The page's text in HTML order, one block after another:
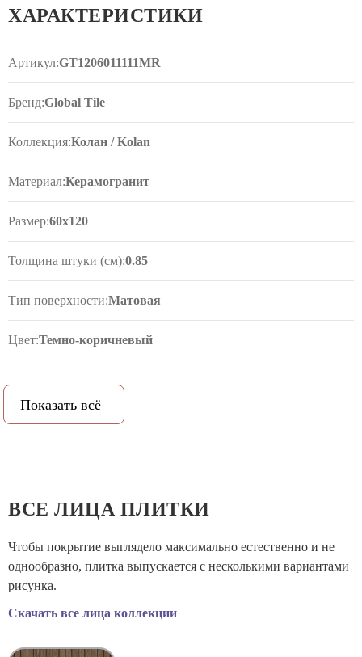
ХАРАКТЕРИСТИКИ
Артикул:GT1206011111MR
Бренд:Global Tile
Коллекция:Колан / Kolan
Материал:Керамогранит
Размер:60x120
Толщина штуки (см):0.85
Тип поверхности:Матовая
Цвет:Темно-коричневый
PEI (степень истираемости):
Количество штук в упаковке:
Вес коробки: 29.938
Показать всё
ВСЕ ЛИЦА ПЛИТКИ
Чтобы покрытие выглядело максимально естественно и не
однообразно, плитка выпускается с несколькими вариантами
рисунка.
Скачать все лица коллекции